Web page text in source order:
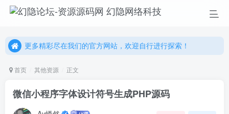
幻隐网络科技，感谢您的加入以及使用我们的系统！
幻隐网络科技，感谢您的加入以及使用我们的系统！
首页 其他资源 正文
微信小程序字体设计符号生成PHP源码